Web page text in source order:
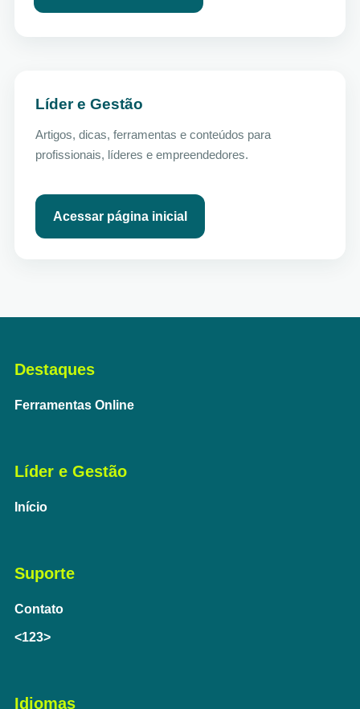
Líder e Gestão
Artigos, dicas, ferramentas e conteúdos para
profissionais, líderes e empreendedores.
Acessar página inicial
Destaques
Ferramentas Online
Líder e Gestão
Início
Suporte
Contato
<123>
Idiomas